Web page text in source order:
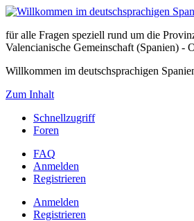
für alle Fragen speziell rund um die
Valencianische Gemeinschaft (Spanien)
Willkommen im deutschsprachigen
Zum Inhalt
Schnellzugriff
Foren
FAQ
Anmelden
Registrieren
Anmelden
Registrieren